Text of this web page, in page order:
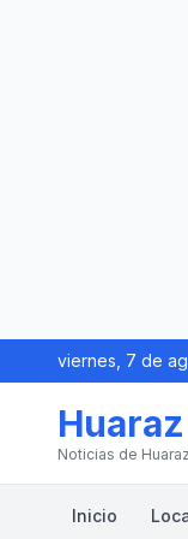
viernes, 7 de
Noticias de
Inicio